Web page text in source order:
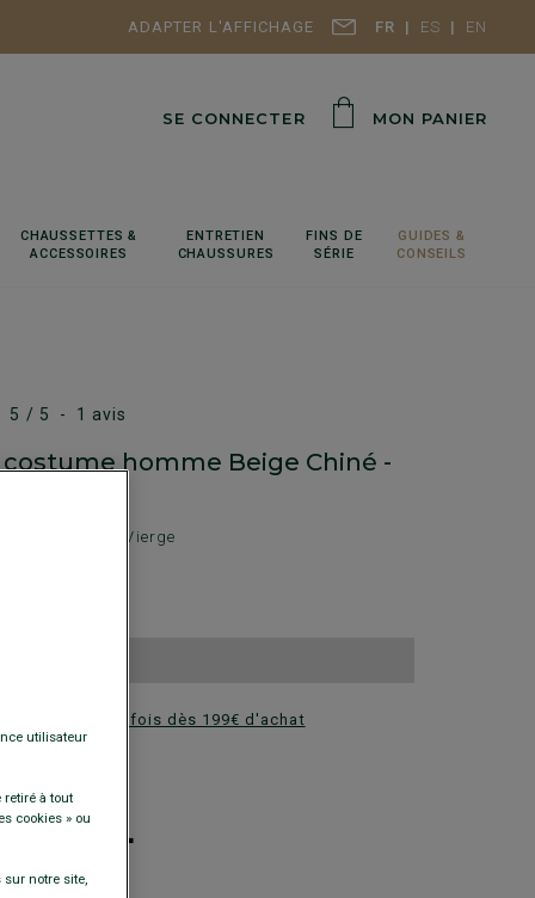
FR ES EN
ADAPTER L'AFFICHAGE
SE CONNECTER MON PANIER
CHAUSSETTES &
ACCESSOIRES
ENTRETIEN
CHAUSSURES
FINS DE
SÉRIE
GUIDES &
CONSEILS
5 / 5 - 1 avis
homme Beige Chiné -
- 100% Laine Vierge
en plusieurs fois dès 199€ d'achat
+
utilisateur
à tout
cookies » ou
notre site,